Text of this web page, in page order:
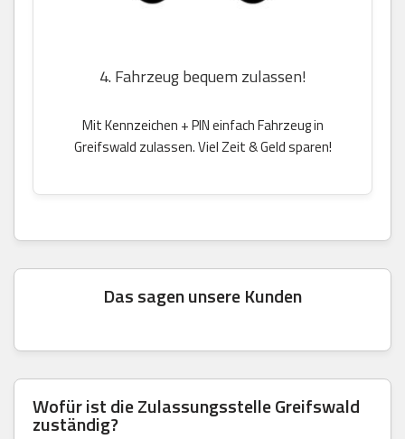
4. Fahrzeug bequem zulassen!
Mit Kennzeichen + PIN einfach Fahrzeug in
Greifswald zulassen. Viel Zeit & Geld sparen!
Das sagen unsere Kunden
Wofür ist die Zulassungsstelle Greifswald
zuständig?